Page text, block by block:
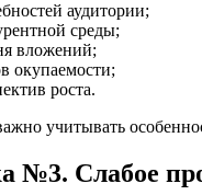
аудитории;
среды;
вложений;
окупаемости;
роста.
учитывать
№3. Слабое